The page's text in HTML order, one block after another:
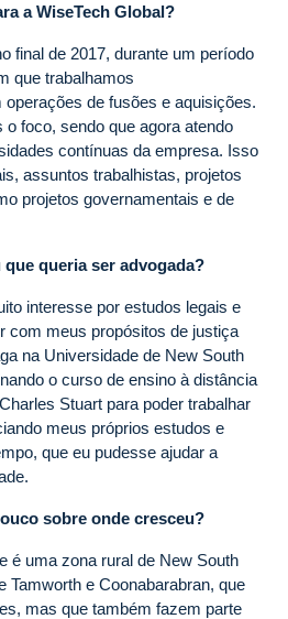
a WiseTech Global?
final de 2017, durante um período
que trabalhamos
de fusões e aquisições.
o foco, sendo que agora atendo
contínuas da empresa. Isso
assuntos trabalhistas, projetos
projetos governamentais e de
queria ser advogada?
interesse por estudos legais e
com meus propósitos de justiça
na Universidade de New South
o curso de ensino à distância
Stuart para poder trabalhar
meus próprios estudos e
que eu pudesse ajudar a
sobre onde cresceu?
é uma zona rural de New South
Tamworth e Coonabarabran, que
mas que também fazem parte